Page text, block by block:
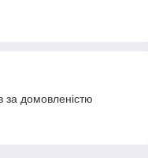
за домовленістю